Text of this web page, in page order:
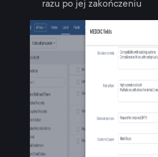
razu po jej zakończeniu